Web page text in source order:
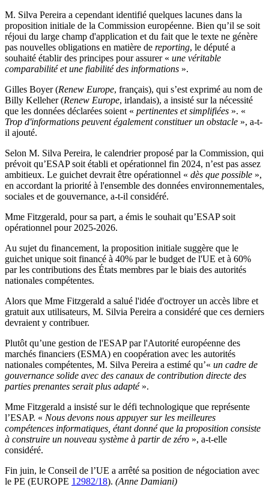
M. Silva Pereira a cependant identifié quelques lacunes dans la
proposition initiale de la Commission européenne. Bien qu’il se soit
réjoui du large champ d'application et du fait que le texte ne génère
pas nouvelles obligations en matière de reporting, le député a
souhaité établir des principes pour assurer « une véritable
comparabilité et une fiabilité des informations ».
Gilles Boyer (Renew Europe, français), qui s’est exprimé au nom de
Billy Kelleher (Renew Europe, irlandais), a insisté sur la nécessité
que les données déclarées soient « pertinentes et simplifiées ». «
Trop d'informations peuvent également constituer un obstacle », a-t-
il ajouté.
Selon M. Silva Pereira, le calendrier proposé par la Commission, qui
prévoit qu’ESAP soit établi et opérationnel fin 2024, n’est pas assez
ambitieux. Le guichet devrait être opérationnel « dès que possible »,
en accordant la priorité à l'ensemble des données environnementales,
sociales et de gouvernance, a-t-il considéré.
Mme Fitzgerald, pour sa part, a émis le souhait qu’ESAP soit
opérationnel pour 2025-2026.
Au sujet du financement, la proposition initiale suggère que le
guichet unique soit financé à 40% par le budget de l'UE et à 60%
par les contributions des États membres par le biais des autorités
nationales compétentes.
Alors que Mme Fitzgerald a salué l'idée d'octroyer un accès libre et
gratuit aux utilisateurs, M. Silvia Pereira a considéré que ces derniers
devraient y contribuer.
Plutôt qu’une gestion de l'ESAP par l'Autorité européenne des
marchés financiers (ESMA) en coopération avec les autorités
nationales compétentes, M. Silva Pereira a estimé qu’« un cadre de
gouvernance solide avec des canaux de contribution directe des
parties prenantes serait plus adapté».
Mme Fitzgerald a insisté sur le défi technologique que représente
l’ESAP. « Nous devons nous appuyer sur les meilleures
compétences informatiques, étant donné que la proposition consiste
à construire un nouveau système à partir de zéro », a-t-elle
considéré.
Fin juin, le Conseil de l’UE a arrêté sa position de négociation avec
le PE (EUROPE 12982/18). (Anne Damiani)